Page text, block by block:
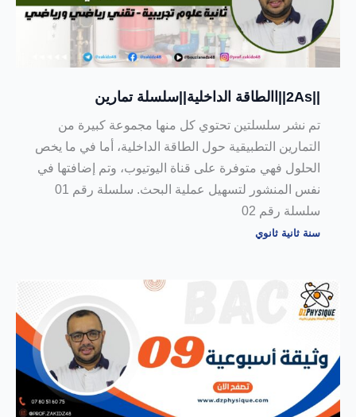
||2As||االطاقة الداخلية||سلسلة تمارين
تم نشر سلسلتين تحتوي كل منها مجموعة كبيرة من
التمارين التطبيقية حول الطاقة الداخلية، أما في ما يخص
الحلول فهي متوفرة على قناة اليوتيوب، وتم إضافتها في
نفس المنشور لتسهيل عملية البحث. سلسلة رقم 01
سلسلة رقم 02
سنة ثانية ثانوي